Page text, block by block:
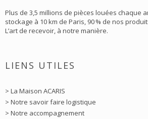
Plus de 3,5 millions de pièces louées chaque
stockage à 10 km de Paris, 90 % de nos
L’art de recevoir, à notre manière.
LIENS UTILES
> La Maison ACARIS
> Notre savoir faire logistique
> Notre accompagnement